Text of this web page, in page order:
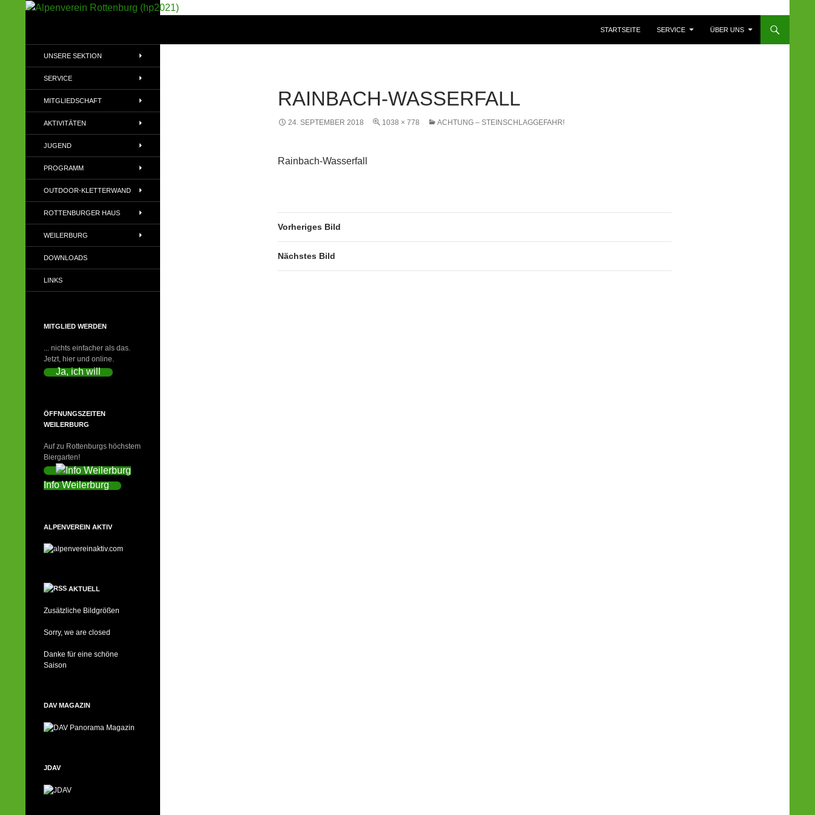
STARTSEITE
SERVICE ÜBER UNS
RAINBACH-WASSERFALL
24. SEPTEMBER 2018 1038 × 778 ACHTUNG – STEINSCHLAGGEFAHR!
Rainbach-Wasserfall
Vorheriges Bild
Nächstes Bild
(DAV)
UNSERE SEKTION
SERVICE
MITGLIEDSCHAFT
AKTIVITÄTEN
JUGEND
PROGRAMM
OUTDOOR-KLETTERWAND
ROTTENBURGER HAUS
WEILERBURG
DOWNLOADS
LINKS
MITGLIED WERDEN
... nichts einfacher als das.
Jetzt, hier und online.
Ja, ich will
ÖFFNUNGSZEITEN
WEILERBURG
Auf zu Rottenburgs höchstem
Biergarten!
Info Weilerburg
ALPENVEREIN AKTIV
AKTUELL
Zusätzliche Bildgrößen
Sorry, we are closed
Danke für eine schöne
Saison
DAV MAGAZIN
JDAV